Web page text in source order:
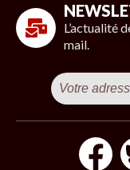
L’actualité
mail.